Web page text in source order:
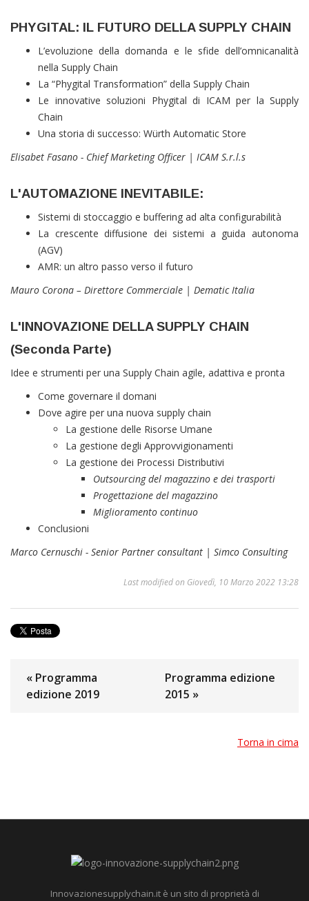
PHYGITAL: IL FUTURO DELLA SUPPLY CHAIN
L’evoluzione della domanda e le sfide dell’omnicanalità
nella Supply Chain
La “Phygital Transformation” della Supply Chain
Le innovative soluzioni Phygital di ICAM per la Supply
Chain
Una storia di successo: Würth Automatic Store
Elisabet Fasano - Chief Marketing Officer | ICAM S.r.l.s
L'AUTOMAZIONE INEVITABILE:
Sistemi di stoccaggio e buffering ad alta configurabilità
La crescente diffusione dei sistemi a guida autonoma
(AGV)
AMR: un altro passo verso il futuro
Mauro Corona – Direttore Commerciale | Dematic Italia
L'INNOVAZIONE DELLA SUPPLY CHAIN
(Seconda Parte)
Idee e strumenti per una Supply Chain agile, adattiva e pronta
Come governare il domani
Dove agire per una nuova supply chain
La gestione delle Risorse Umane
La gestione degli Approvvigionamenti
La gestione dei Processi Distributivi
Outsourcing del magazzino e dei trasporti
Progettazione del magazzino
Miglioramento continuo
Conclusioni
Marco Cernuschi - Senior Partner consultant | Simco Consulting
Last modified on Giovedì, 10 Marzo 2022 13:28
« Programma
edizione 2019
Programma edizione
2015 »
Torna in cima
Innovazionesupplychain.it è un sito di proprietà di